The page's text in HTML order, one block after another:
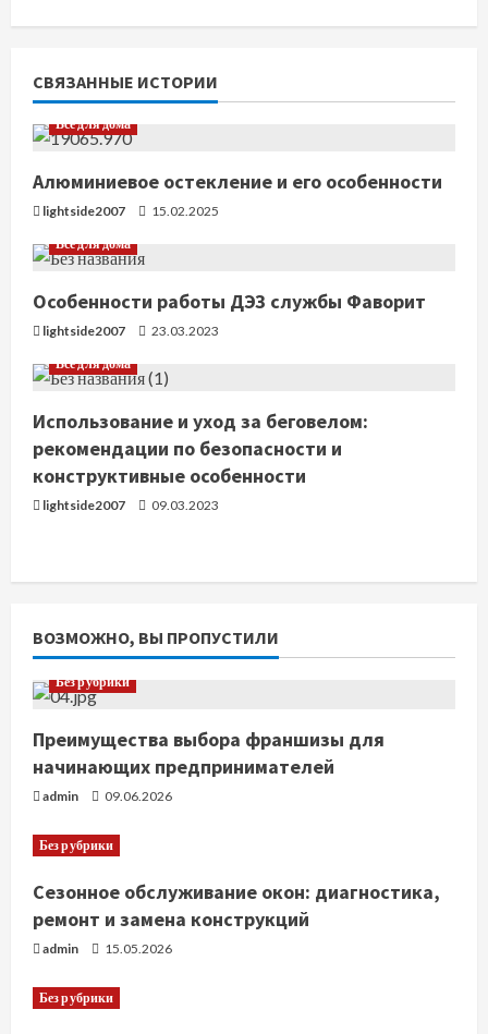
и
т
ь
т
е
н
и
е
СВЯЗАННЫЕ ИСТОРИИ
Все для дома
Алюминиевое остекление и его особенности
lightside2007
15.02.2025
Все для дома
Особенности работы ДЭЗ службы Фаворит
lightside2007
23.03.2023
Все для дома
Использование и уход за беговелом:
рекомендации по безопасности и
конструктивные особенности
lightside2007 09.03.2023
ВОЗМОЖНО, ВЫ ПРОПУСТИЛИ
Без рубрики
Преимущества выбора франшизы для
начинающих предпринимателей
admin 09.06.2026
Без рубрики
Сезонное обслуживание окон: диагностика,
ремонт и замена конструкций
admin 15.05.2026
Без рубрики